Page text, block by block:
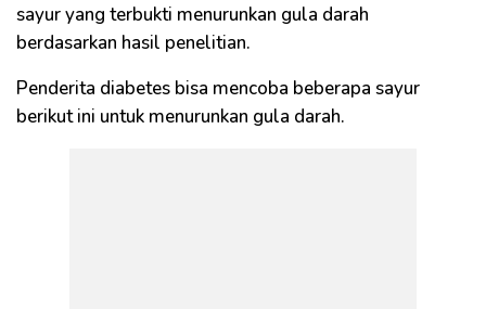
sayur yang terbukti menurunkan gula darah
berdasarkan hasil penelitian.
Penderita diabetes bisa mencoba beberapa sayur
berikut ini untuk menurunkan gula darah.